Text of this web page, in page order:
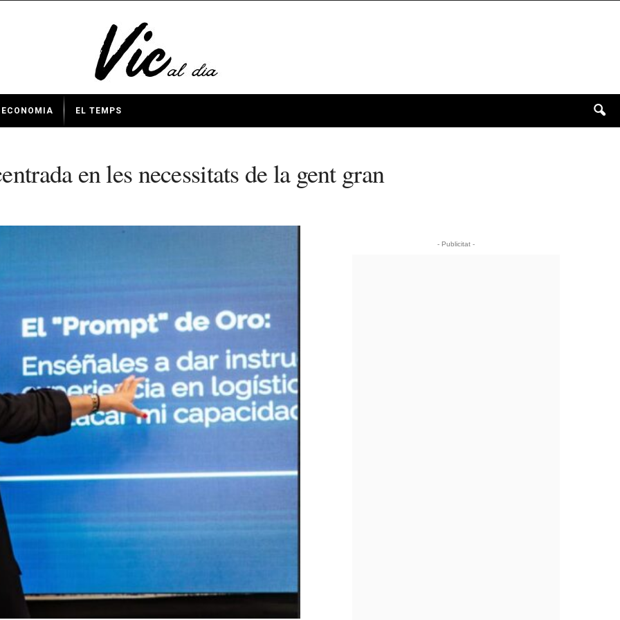
ECONOMIA EL TEMPS
en les necessitats de la gent gran
- Publicitat -